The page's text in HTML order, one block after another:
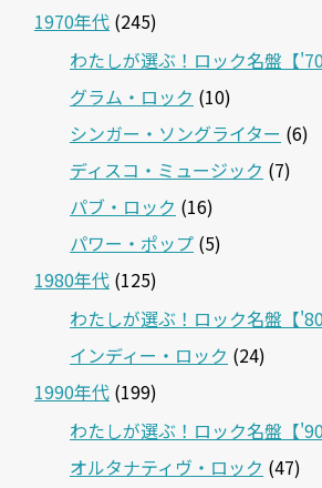
1970年代 (245)
わたしが選ぶ！ロック名盤【
グラム・ロック (10)
シンガー・ソングライター (6)
ディスコ・ミュージック (7)
パブ・ロック (16)
パワー・ポップ (5)
1980年代 (125)
わたしが選ぶ！ロック名盤【
インディー・ロック (24)
1990年代 (199)
わたしが選ぶ！ロック名盤【
オルタナティヴ・ロック (47)